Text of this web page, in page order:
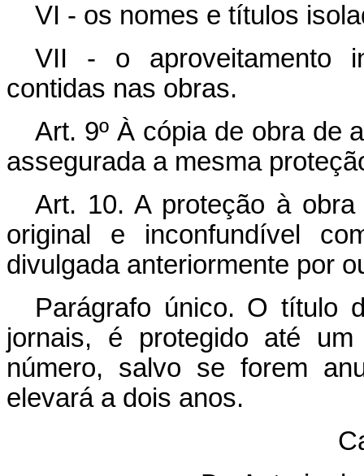
VI - os nomes e títulos
VII - o aproveitamento
contidas nas obras.
Art. 9º À cópia de obra de
assegurada a mesma
Art. 10. A proteção à
original e inconfundível
divulgada anteriormente por
Parágrafo único. O título
jornais, é protegido até
número, salvo se forem
elevará a dois anos.